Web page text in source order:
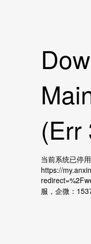
(Err
当前系统已停
https://
服，企微：